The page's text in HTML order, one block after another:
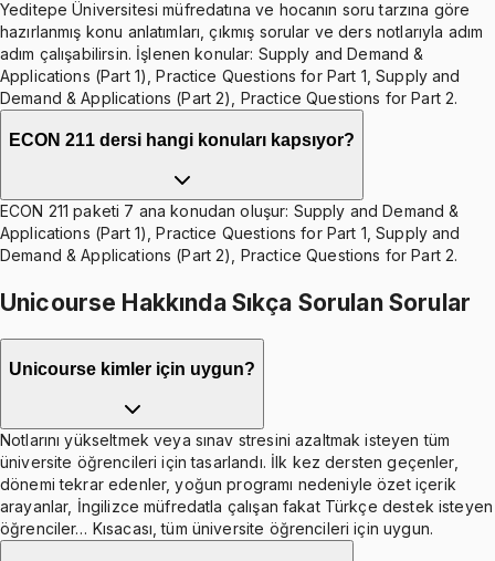
Yeditepe Üniversitesi müfredatına ve hocanın soru tarzına göre
hazırlanmış konu anlatımları, çıkmış sorular ve ders notlarıyla adım
adım çalışabilirsin. İşlenen konular: Supply and Demand &
Applications (Part 1), Practice Questions for Part 1, Supply and
Demand & Applications (Part 2), Practice Questions for Part 2.
ECON 211 dersi hangi konuları kapsıyor?
ECON 211 paketi 7 ana konudan oluşur: Supply and Demand &
Applications (Part 1), Practice Questions for Part 1, Supply and
Demand & Applications (Part 2), Practice Questions for Part 2.
Unicourse Hakkında Sıkça Sorulan Sorular
Unicourse kimler için uygun?
Notlarını yükseltmek veya sınav stresini azaltmak isteyen tüm
üniversite öğrencileri için tasarlandı. İlk kez dersten geçenler,
dönemi tekrar edenler, yoğun programı nedeniyle özet içerik
arayanlar, İngilizce müfredatla çalışan fakat Türkçe destek isteyen
öğrenciler… Kısacası, tüm üniversite öğrencileri için uygun.